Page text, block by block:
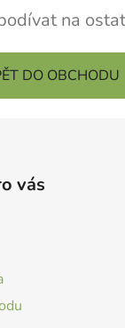
na
DO OBCHODU
vás